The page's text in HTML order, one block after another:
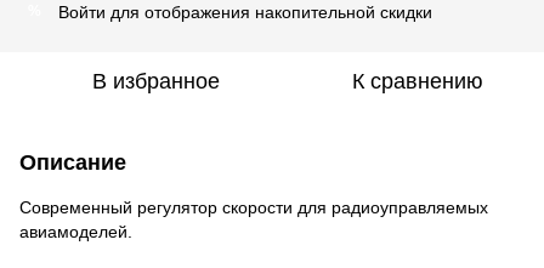
Войти для отображения накопительной скидки
В избранное К сравнению
Описание
Современный регулятор скорости для радиоуправляемых
авиамоделей.